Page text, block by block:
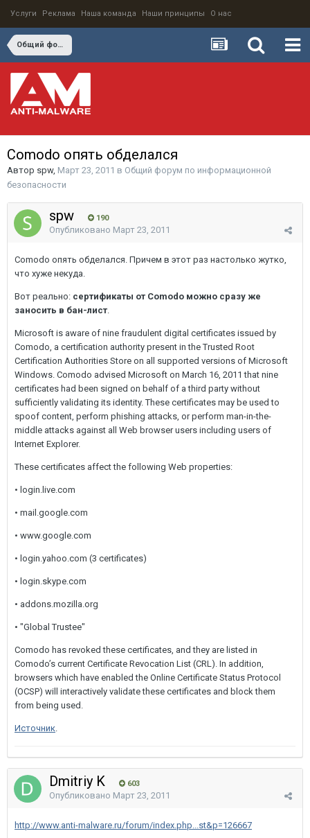
Услуги Реклама Наша команда Наши принципы О нас
Общий форум по информационной безопасности
Comodo опять обделался
Автор spw, Март 23, 2011 в Общий форум по информационной
безопасности
spw 190
Опубликовано Март 23, 2011
Comodo опять обделался. Причем в этот раз настолько жутко,
что хуже некуда.
Вот реально: сертификаты от Comodo можно сразу же
заносить в бан-лист.
Microsoft is aware of nine fraudulent digital certificates issued by
Comodo, a certification authority present in the Trusted Root
Certification Authorities Store on all supported versions of Microsoft
Windows. Comodo advised Microsoft on March 16, 2011 that nine
certificates had been signed on behalf of a third party without
sufficiently validating its identity. These certificates may be used to
spoof content, perform phishing attacks, or perform man-in-the-
middle attacks against all Web browser users including users of
Internet Explorer.
These certificates affect the following Web properties:
• login.live.com
• mail.google.com
• www.google.com
• login.yahoo.com (3 certificates)
• login.skype.com
• addons.mozilla.org
• "Global Trustee"
Comodo has revoked these certificates, and they are listed in
Comodo’s current Certificate Revocation List (CRL). In addition,
browsers which have enabled the Online Certificate Status Protocol
(OCSP) will interactively validate these certificates and block them
from being used.
Источник.
Dmitriy K 603
Опубликовано Март 23, 2011
http://www.anti-malware.ru/forum/index.php...st&p=126667